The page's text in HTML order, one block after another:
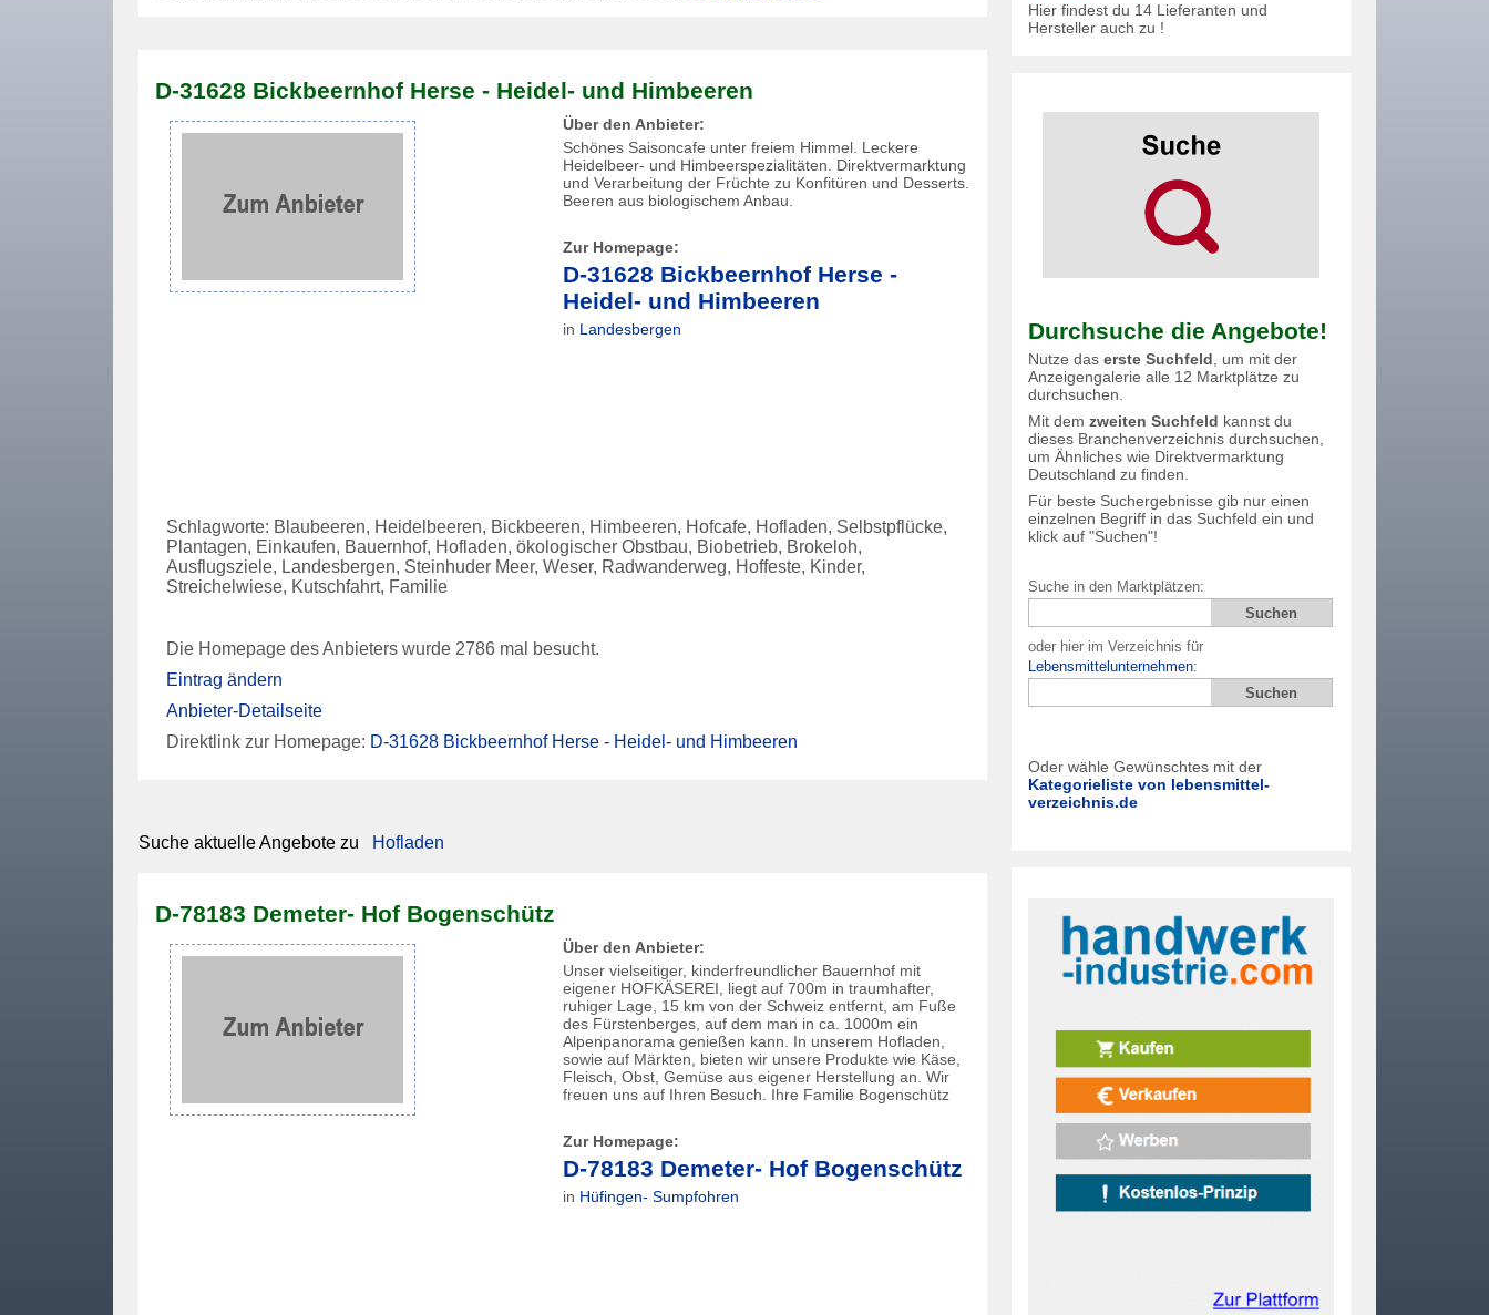
Hier findest du 14 Lieferanten und
Hersteller auch zu !
Durchsuche die Angebote!
Nutze das erste Suchfeld, um mit der
Anzeigengalerie alle 12 Marktplätze zu
durchsuchen.
Mit dem zweiten Suchfeld kannst du
dieses Branchenverzeichnis durchsuchen,
um Ähnliches wie Direktvermarktung
Deutschland zu finden.
Für beste Suchergebnisse gib nur einen
einzelnen Begriff in das Suchfeld ein und
klick auf "Suchen"!
Suche in den Marktplätzen:
oder hier im Verzeichnis für
Lebensmittelunternehmen:
Oder wähle Gewünschtes mit der
Kategorieliste von lebensmittel-
verzeichnis.de
D-31628 Bickbeernhof Herse - Heidel- und Himbeeren
Über den Anbieter:
Schönes Saisoncafe unter freiem Himmel. Leckere
Heidelbeer- und Himbeerspezialitäten. Direktvermarktung
und Verarbeitung der Früchte zu Konfitüren und Desserts.
Beeren aus biologischem Anbau.
Zur Homepage:
D-31628 Bickbeernhof Herse -
Heidel- und Himbeeren
in Landesbergen
Schlagworte: Blaubeeren, Heidelbeeren, Bickbeeren, Himbeeren, Hofcafe, Hofladen, Selbstpflücke,
Plantagen, Einkaufen, Bauernhof, Hofladen, ökologischer Obstbau, Biobetrieb, Brokeloh,
Ausflugsziele, Landesbergen, Steinhuder Meer, Weser, Radwanderweg, Hoffeste, Kinder,
Streichelwiese, Kutschfahrt, Familie
Die Homepage des Anbieters wurde 2786 mal besucht.
Eintrag ändern
Anbieter-Detailseite
Direktlink zur Homepage: D-31628 Bickbeernhof Herse - Heidel- und Himbeeren
Suche aktuelle Angebote zu Hofladen
D-78183 Demeter- Hof Bogenschütz
Über den Anbieter:
Unser vielseitiger, kinderfreundlicher Bauernhof mit
eigener HOFKÄSEREI, liegt auf 700m in traumhafter,
ruhiger Lage, 15 km von der Schweiz entfernt, am Fuße
des Fürstenberges, auf dem man in ca. 1000m ein
Alpenpanorama genießen kann. In unserem Hofladen,
sowie auf Märkten, bieten wir unsere Produkte wie Käse,
Fleisch, Obst, Gemüse aus eigener Herstellung an. Wir
freuen uns auf Ihren Besuch. Ihre Familie Bogenschütz
Zur Homepage:
D-78183 Demeter- Hof Bogenschütz
in Hüfingen- Sumpfohren